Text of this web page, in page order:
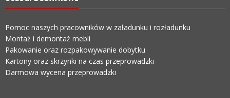
Pomoc naszych pracowników w załadunku i rozładunku
Montaż i demontaż mebli
Pakowanie oraz rozpakowywanie dobytku
Kartony oraz skrzynki na czas przeprowadzki
Darmowa wycena przeprowadzki